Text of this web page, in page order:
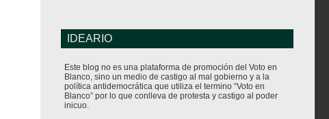
IDEARIO
Este blog no es una plataforma de promoción del Voto en
Blanco, sino un medio de castigo al mal gobierno y a la
política antidemocrática que utiliza el termino “Voto en
Blanco” por lo que conlleva de protesta y castigo al poder
inicuo.